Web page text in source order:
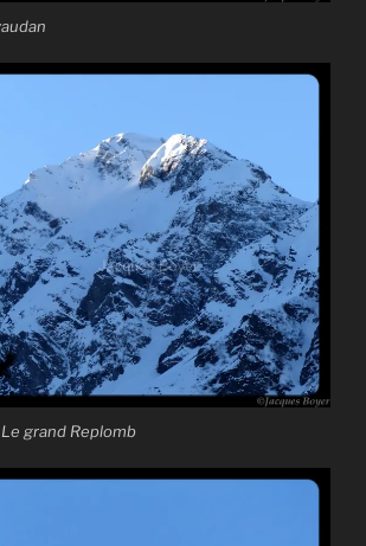
grand Replomb